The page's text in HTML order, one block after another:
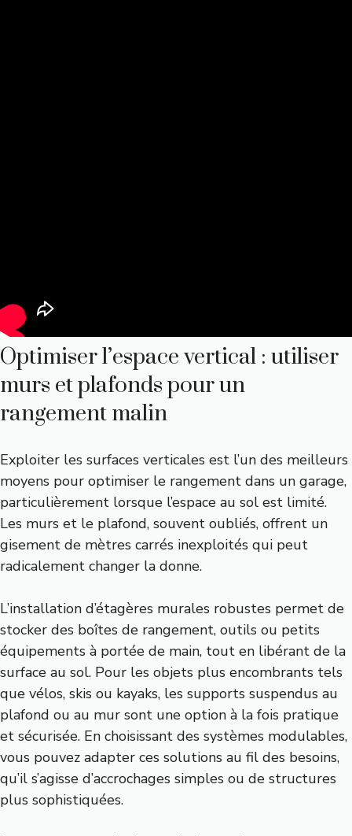
Optimiser l’espace vertical : utiliser
murs et plafonds pour un
rangement malin
Exploiter les surfaces verticales est l’un des meilleurs
moyens pour optimiser le rangement dans un garage,
particulièrement lorsque l’espace au sol est limité.
Les murs et le plafond, souvent oubliés, offrent un
gisement de mètres carrés inexploités qui peut
radicalement changer la donne.
L’installation d’étagères murales robustes permet de
stocker des boîtes de rangement, outils ou petits
équipements à portée de main, tout en libérant de la
surface au sol. Pour les objets plus encombrants tels
que vélos, skis ou kayaks, les supports suspendus au
plafond ou au mur sont une option à la fois pratique
et sécurisée. En choisissant des systèmes modulables,
vous pouvez adapter ces solutions au fil des besoins,
qu’il s’agisse d’accrochages simples ou de structures
plus sophistiquées.